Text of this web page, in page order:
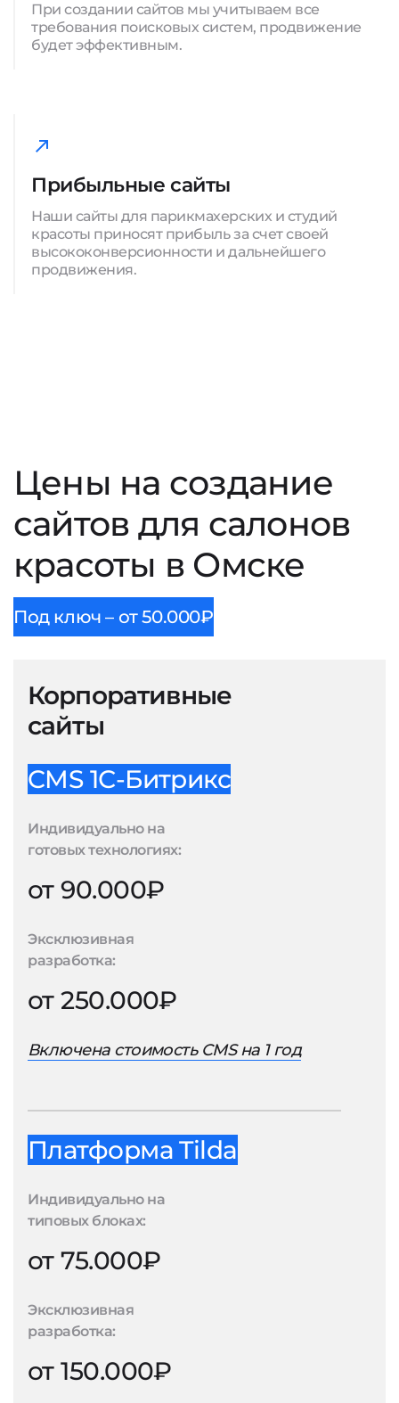
При создании сайтов мы учитываем все
требования поисковых систем, продвижение
будет эффективным.
Прибыльные сайты
Наши сайты для парикмахерских и студий
красоты приносят прибыль за счет своей
высококонверсионности и дальнейшего
продвижения.
Цены на создание
сайтов для салонов
красоты в Омске
Под ключ – от 50.000₽
Корпоративные
сайты
CMS 1С-Битрикс
Индивидуально на
готовых технологиях:
от 90.000₽
Эксклюзивная
разработка:
от 250.000₽
Включена стоимость CMS на 1 год
Платформа Tilda
Индивидуально на
типовых блоках:
от 75.000₽
Эксклюзивная
разработка:
от 150.000₽